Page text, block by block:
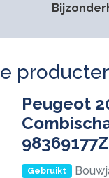
Peugeot
Gebruikt